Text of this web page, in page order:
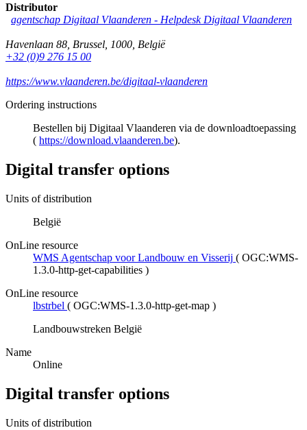
Distributor
agentschap Digitaal Vlaanderen - Helpdesk Digitaal Vlaanderen
Havenlaan 88, Brussel, 1000, België
+32 (0)9 276 15 00
https://www.vlaanderen.be/digitaal-vlaanderen
Ordering instructions
Bestellen bij Digitaal Vlaanderen via de downloadtoepassing
( https://download.vlaanderen.be).
Digital transfer options
Units of distribution
België
OnLine resource
WMS Agentschap voor Landbouw en Visserij ( OGC:WMS-
1.3.0-http-get-capabilities )
OnLine resource
lbstrbel ( OGC:WMS-1.3.0-http-get-map )
Landbouwstreken België
Name
Online
Digital transfer options
Units of distribution